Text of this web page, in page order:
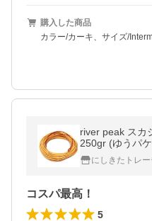
購入した商品
カラー/カーキ、サイズ/
river peak スカ
250gr (ゆうパ
にしきたトレ
コスパ最高！
5